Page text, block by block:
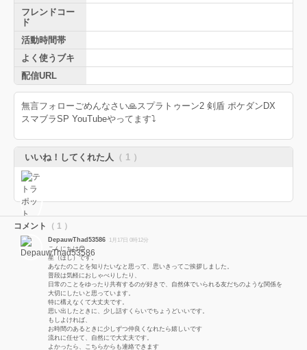
フレンドコー
ド
活動時間帯
よく使うブキ
配信URL
無言フォローごめんなさい🙏スプラトゥーン2 剣盾 ポケダンDX
スマブラSP YouTubeやってます⤵︎ ︎
いいね！してくれた人 （ 1 ）
コメント （ 1 ）
DepauwThad53586 1月17日 0時12分
こんにちは😊
星（ほし）です。
あなたのことを知りたいなと思って、思いきってご挨拶しました。
普段は気軽におしゃべりしたり、
日常のことをゆったり共有するのが好きで、自然体でいられる友だちのような関係を
大切にしたいと思っています。
特に構えなくて大丈夫です。
思い出したときに、少し話すくらいでちょうどいいです。
もしよければ、
お時間のあるときに少しずつ仲良くなれたら嬉しいです
流れに任せて、自然にで大丈夫です。
よかったら、こちらからも連絡できます